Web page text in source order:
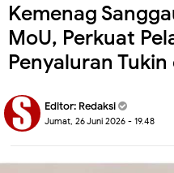
Kemenag
MoU, Perkuat
Penyaluran Tukin
Editor: Redaksi
Jumat, 26 Juni 2026 - 19.48